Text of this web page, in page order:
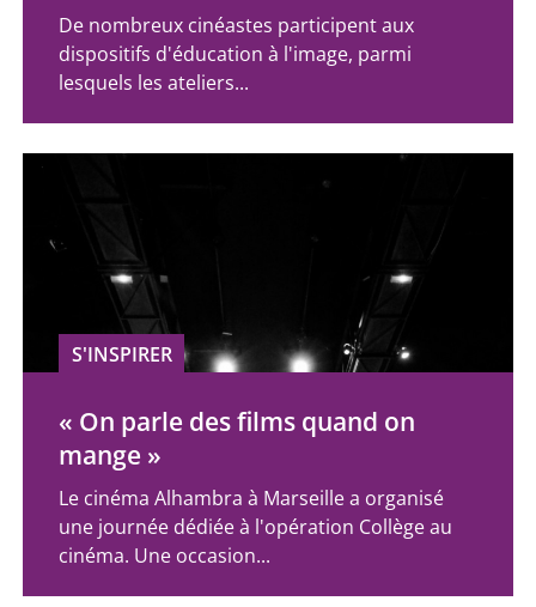
De nombreux cinéastes participent aux
dispositifs d'éducation à l'image, parmi
lesquels les ateliers...
S'INSPIRER
« On parle des films quand on
mange »
Le cinéma Alhambra à Marseille a organisé
une journée dédiée à l'opération Collège au
cinéma. Une occasion...